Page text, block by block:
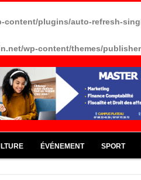
content/plugins/auto-refresh-
wp-content/themes/
ÉVÉNEMENT SPORT